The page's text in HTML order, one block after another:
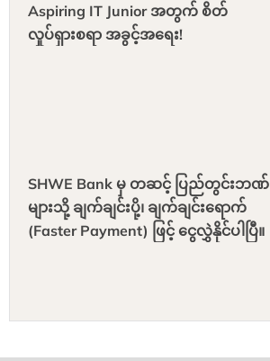
Aspiring IT Junior အတွက် စိတ်
လှုပ်ရှားစရာ အခွင့်အရေး!
SHWE Bank မှ တဆင့် ပြည်တွင်းဘဏ်
များသို့ ချက်ချင်းပို့၊ ချက်ချင်းရောက်
(Faster Payment) ဖြင့် ငွေလွှဲနိုင်ပါပြီ။